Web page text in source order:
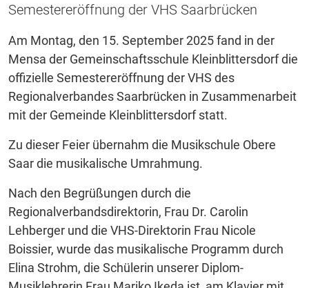
Semestereröffnung der VHS Saarbrücken
Am Montag, den 15. September 2025 fand in der
Mensa der Gemeinschaftsschule Kleinblittersdorf die
offizielle Semestereröffnung der VHS des
Regionalverbandes Saarbrücken in Zusammenarbeit
mit der Gemeinde Kleinblittersdorf statt.
Zu dieser Feier übernahm die Musikschule Obere
Saar die musikalische Umrahmung.
Nach den Begrüßungen durch die
Regionalverbandsdirektorin, Frau Dr. Carolin
Lehberger und die VHS-Direktorin Frau Nicole
Boissier, wurde das musikalische Programm durch
Elina Strohm, die Schülerin unserer Diplom-